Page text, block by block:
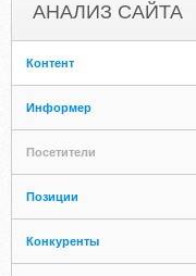
АНАЛИЗ САЙТА
Контент
Информер
Посетители
Позиции
Конкуренты